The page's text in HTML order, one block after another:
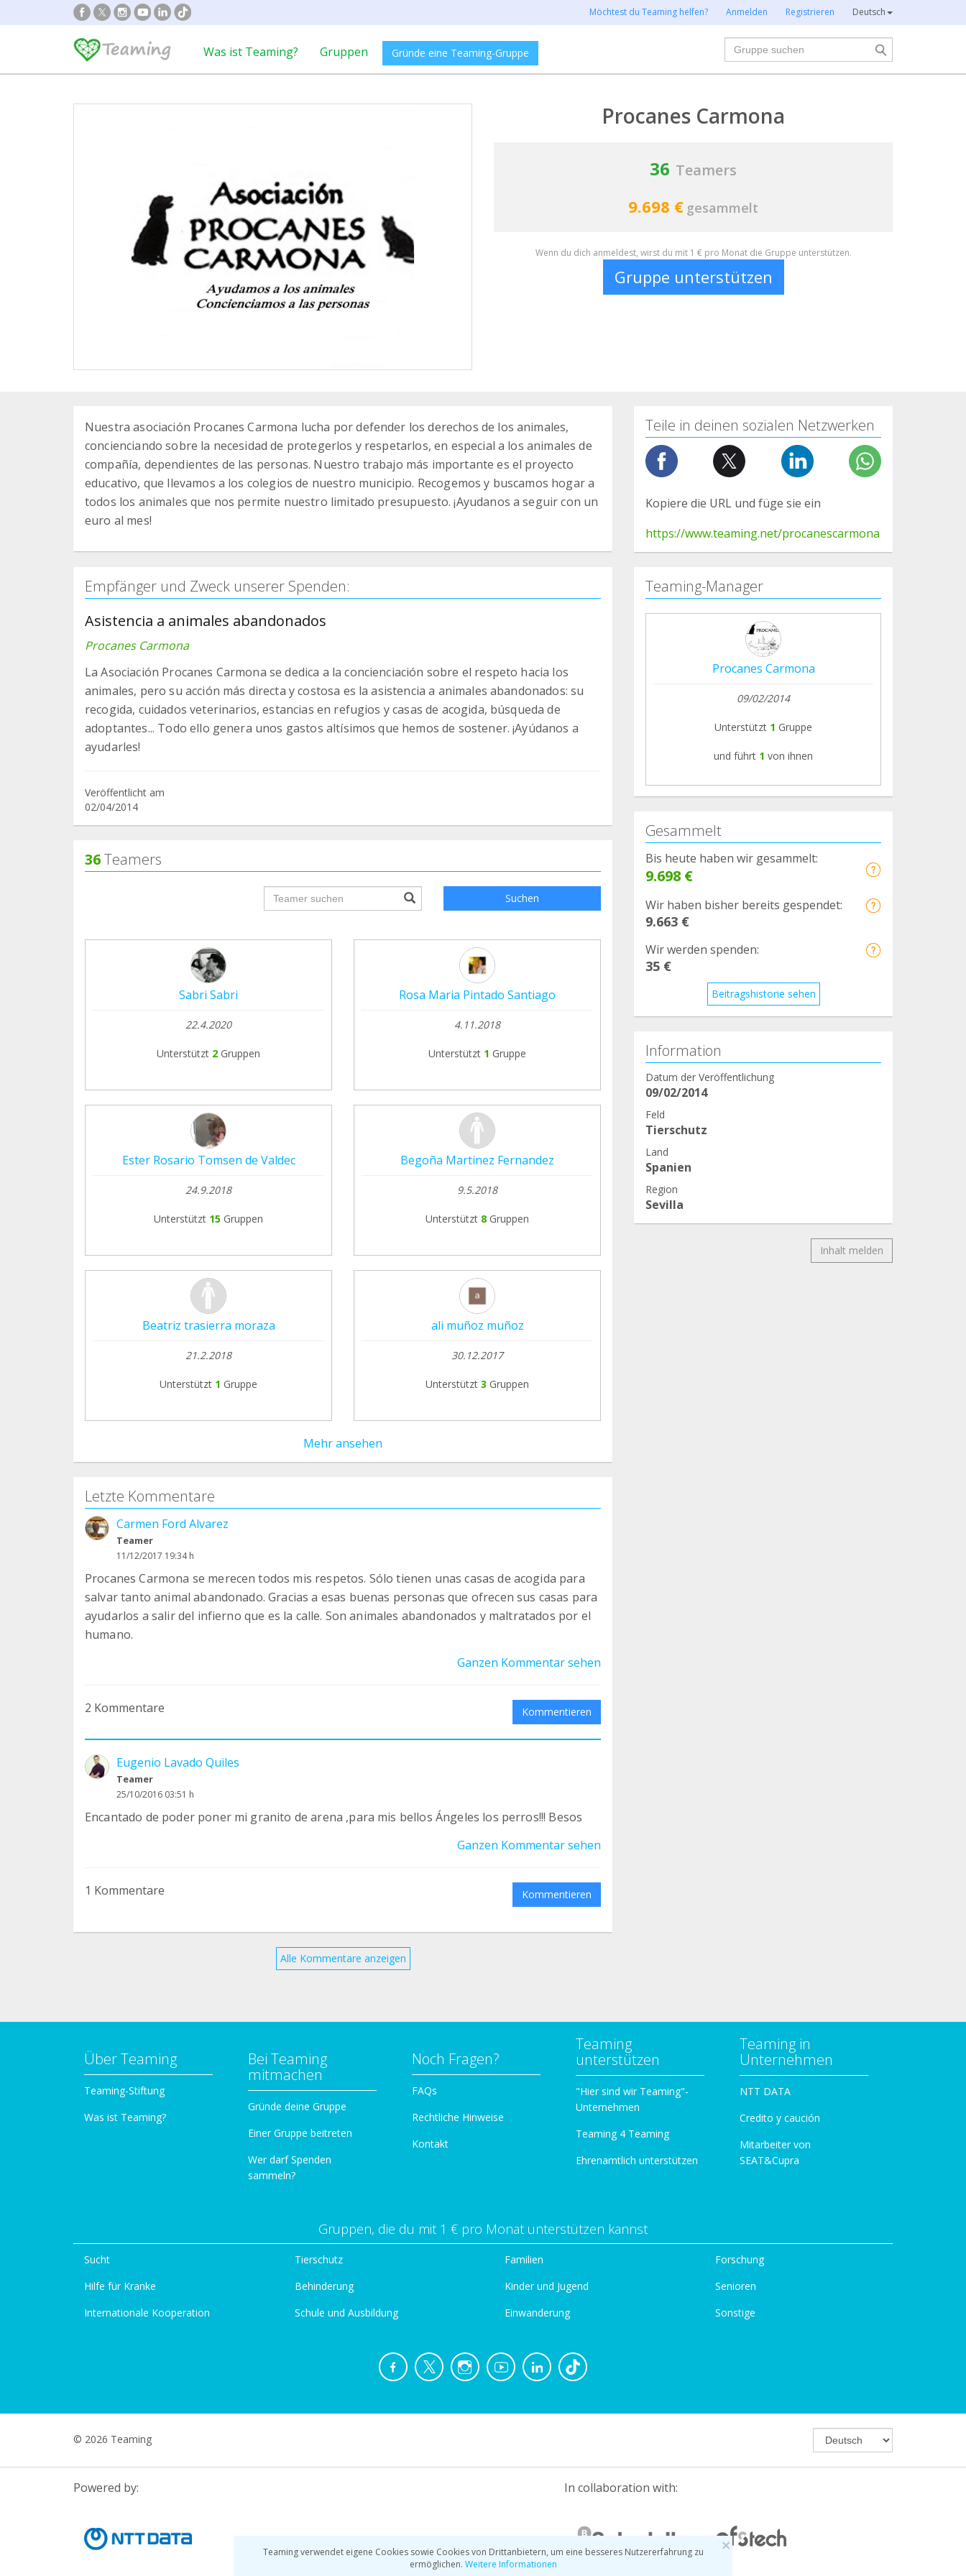
×
Teaming verwendet eigene Cookies sowie Cookies von Drittanbietern, um eine besseres Nutzererfahrung zu
ermöglichen. Weitere Informationen
Möchtest du Teaming helfen? Anmelden Registrieren Deutsch
Was ist Teaming? Gruppen Gründe eine Teaming-Gruppe
Suche
Procanes Carmona
36 Teamers
9.698 € gesammelt
Wenn du dich anmeldest, wirst du mit 1 € pro Monat die Gruppe unterstützen.
Gruppe unterstützen
Nuestra asociación Procanes Carmona lucha por defender los derechos de los animales,
concienciando sobre la necesidad de protegerlos y respetarlos, en especial a los animales de
compañía, dependientes de las personas. Nuestro trabajo más importante es el proyecto
educativo, que llevamos a los colegios de nuestro municipio. Recogemos y buscamos hogar a
todos los animales que nos permite nuestro limitado presupuesto. ¡Ayudanos a seguir con un
euro al mes!
Empfänger und Zweck unserer Spenden:
Asistencia a animales abandonados
Procanes Carmona
La Asociación Procanes Carmona se dedica a la concienciación sobre el respeto hacia los
animales, pero su acción más directa y costosa es la asistencia a animales abandonados: su
recogida, cuidados veterinarios, estancias en refugios y casas de acogida, búsqueda de
adoptantes... Todo ello genera unos gastos altísimos que hemos de sostener. ¡Ayúdanos a
ayudarles!
Veröffentlicht am
02/04/2014
36Teamers
groupProfile.searchForm.search.text??? Suchen
Sabri Sabri
22.4.2020
Unterstützt 2 Gruppen
Rosa Maria Pintado Santiago
4.11.2018
Unterstützt 1 Gruppe
Ester Rosario Tomsen de Valdec
24.9.2018
Unterstützt 15 Gruppen
Begoña Martinez Fernandez
9.5.2018
Unterstützt 8 Gruppen
Beatriz trasierra moraza
21.2.2018
Unterstützt 1 Gruppe
ali muñoz muñoz
30.12.2017
Unterstützt 3 Gruppen
Mehr ansehen
Letzte Kommentare
Carmen Ford Alvarez
Teamer
11/12/2017 19:34 h
Procanes Carmona se merecen todos mis respetos. Sólo tienen unas casas de acogida para
salvar tanto animal abandonado. Gracias a esas buenas personas que ofrecen sus casas para
ayudarlos a salir del infierno que es la calle. Son animales abandonados y maltratados por el
humano.
Ganzen Kommentar sehen
2 Kommentare Kommentieren
Eugenio Lavado Quiles
Teamer
25/10/2016 03:51 h
Encantado de poder poner mi granito de arena ,para mis bellos Ángeles los perros!!! Besos
Ganzen Kommentar sehen
1 Kommentare Kommentieren
Alle Kommentare anzeigen
Teile in deinen sozialen Netzwerken
Kopiere die URL und füge sie ein
https://www.teaming.net/procanescarmona
Teaming-Manager
Procanes Carmona
09/02/2014
Unterstützt 1 Gruppe
und führt 1 von ihnen
Gesammelt
Bis heute haben wir gesammelt:
9.698 €
Wir haben bisher bereits gespendet:
9.663 €
Wir werden spenden:
35 €
Beitragshistorie sehen
Information
Datum der Veröffentlichung
09/02/2014
Feld
Tierschutz
Land
Spanien
Region
Sevilla
Inhalt melden
Über Teaming
Teaming-Stiftung
Was ist Teaming?
Bei Teaming
mitmachen
Gründe deine Gruppe
Einer Gruppe beitreten
Wer darf Spenden
sammeln?
Noch Fragen?
FAQs
Rechtliche Hinweise
Kontakt
Teaming
unterstützen
"Hier sind wir Teaming"-
Unternehmen
Teaming 4 Teaming
Ehrenamtlich unterstützen
Teaming in
Unternehmen
NTT DATA
Credito y caución
Mitarbeiter von
SEAT&Cupra
Gruppen, die du mit 1 € pro Monat unterstützen kannst
Sucht
Hilfe für Kranke
Internationale Kooperation
Tierschutz
Behinderung
Schule und Ausbildung
Familien
Kinder und Jugend
Einwanderung
Forschung
Senioren
Sonstige
© 2026 Teaming
Powered by: In collaboration with: